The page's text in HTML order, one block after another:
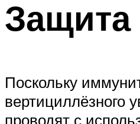
Защита
Поскольку
вертициллёзного
проводят с